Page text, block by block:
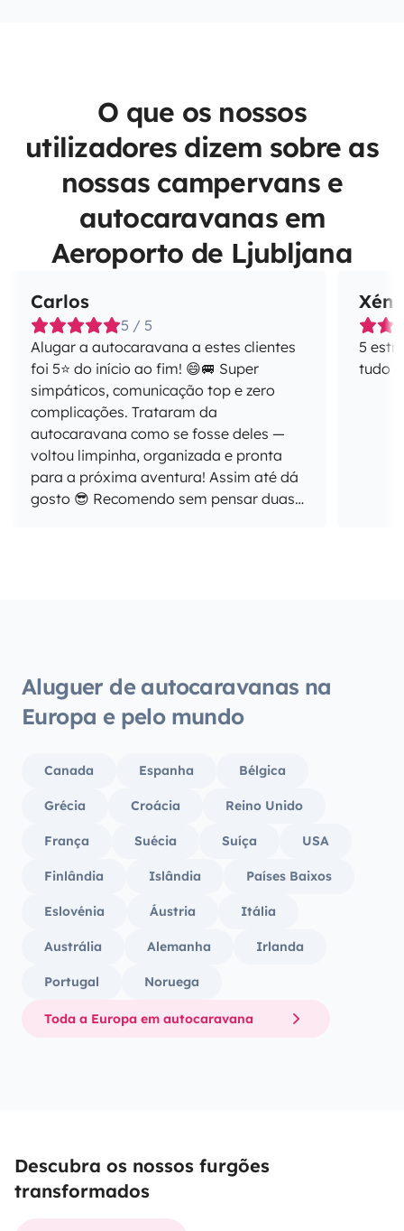
O que os nossos
utilizadores dizem sobre as
nossas campervans e
autocaravanas em
Aeroporto de Ljubljana
Carlos
5 / 5
Alugar a autocaravana a estes clientes
foi 5⭐ do início ao fim! 😄🚐 Super
simpáticos, comunicação top e zero
complicações. Trataram da
autocaravana como se fosse deles —
voltou limpinha, organizada e pronta
para a próxima aventura! Assim até dá
gosto 😎 Recomendo sem pensar duas
5
tudo
Aluguer de autocaravanas na
Europa e pelo mundo
Canada Espanha Bélgica
Grécia Croácia Reino Unido
França Suécia Suíça USA
Finlândia Islândia Países Baixos
Eslovénia Áustria Itália
Austrália Alemanha Irlanda
Portugal Noruega
Toda a Europa em autocaravana
Descubra os nossos furgões
transformados